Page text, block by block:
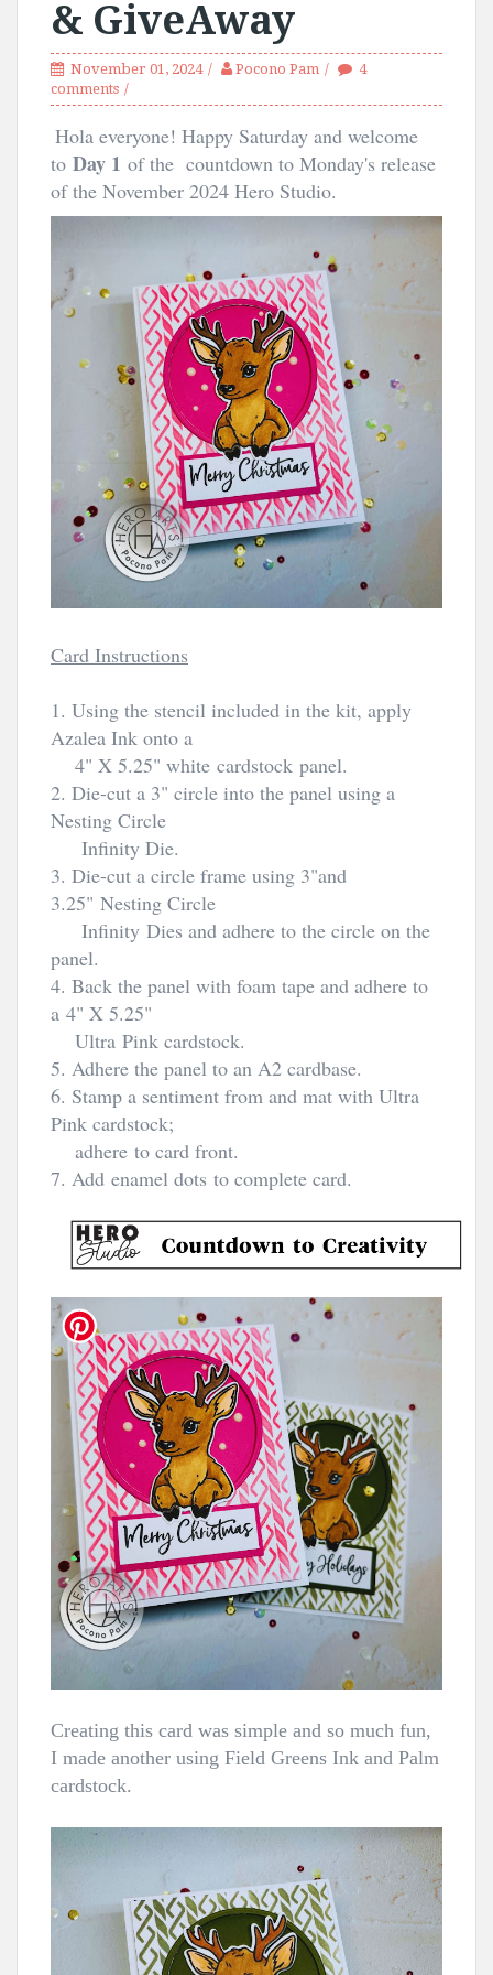
& GiveAway
November 01, 2024 Pocono Pam
4
comments
Hola everyone! Happy Saturday and welcome
to Day 1 of the countdown to Monday's release
of the November 2024 Hero Studio.
Card Instructions
1. Using the stencil included in the kit, apply
Azalea Ink onto a
4" X 5.25" white cardstock panel.
2. Die-cut a 3" circle into the panel using a
Nesting Circle
Infinity Die.
3. Die-cut a circle frame using 3"and
3.25" Nesting Circle
Infinity Dies and adhere to the circle on the
panel.
4. Back the panel with foam tape and adhere to
a 4" X 5.25"
Ultra Pink cardstock.
5. Adhere the panel to an A2 cardbase.
6. Stamp a sentiment from and mat with Ultra
Pink cardstock;
adhere to card front.
7. Add enamel dots to complete card.
Creating this card was simple and so much fun,
I made another using Field Greens Ink and Palm
cardstock.